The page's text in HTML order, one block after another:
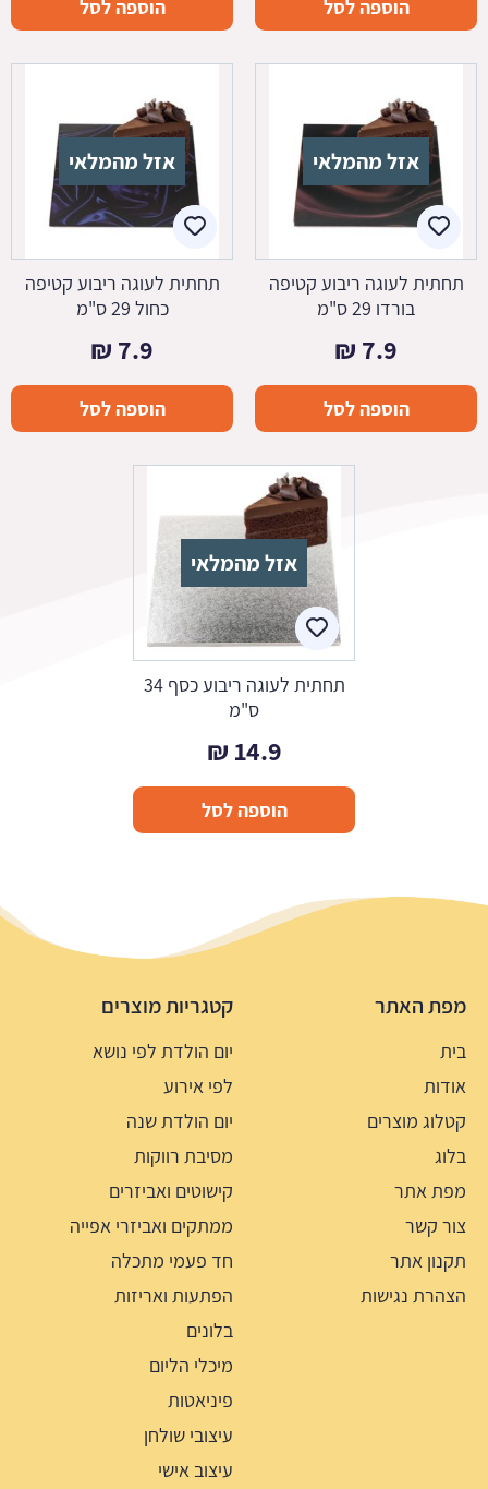
הוספה לסל הוספה לסל
אזל מהמלאי
תחתית לעוגה ריבוע קטיפה
בורדו 29 ס"מ
7.9
₪
הוספה לסל
אזל מהמלאי
תחתית לעוגה ריבוע קטיפה
כחול 29 ס"מ
7.9
₪
הוספה לסל
אזל מהמלאי
תחתית לעוגה ריבוע כסף 34
ס"מ
14.9
₪
הוספה לסל
מפת האתר
בית
אודות
קטלוג מוצרים
בלוג
מפת אתר
צור קשר
תקנון אתר
הצהרת נגישות
קטגריות מוצרים
יום הולדת לפי נושא
לפי אירוע
יום הולדת שנה
מסיבת רווקות
קישוטים ואביזרים
ממתקים ואביזרי אפייה
חד פעמי מתכלה
הפתעות ואריזות
בלונים
מיכלי הליום
פיניאטות
עיצובי שולחן
עיצוב אישי